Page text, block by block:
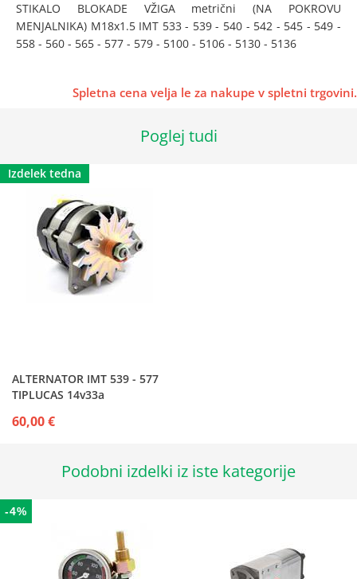
STIKALO BLOKADE VŽIGA metrični (NA POKROVU
MENJALNIKA) M18x1.5 IMT 533 - 539 - 540 - 542 - 545 - 549 -
558 - 560 - 565 - 577 - 579 - 5100 - 5106 - 5130 - 5136
Spletna cena velja le za nakupe v spletni trgovini.
Poglej tudi
Izdelek tedna
ALTERNATOR IMT 539 - 577
TIPLUCAS 14v33a
60,00 €
Podobni izdelki iz iste kategorije
-4%